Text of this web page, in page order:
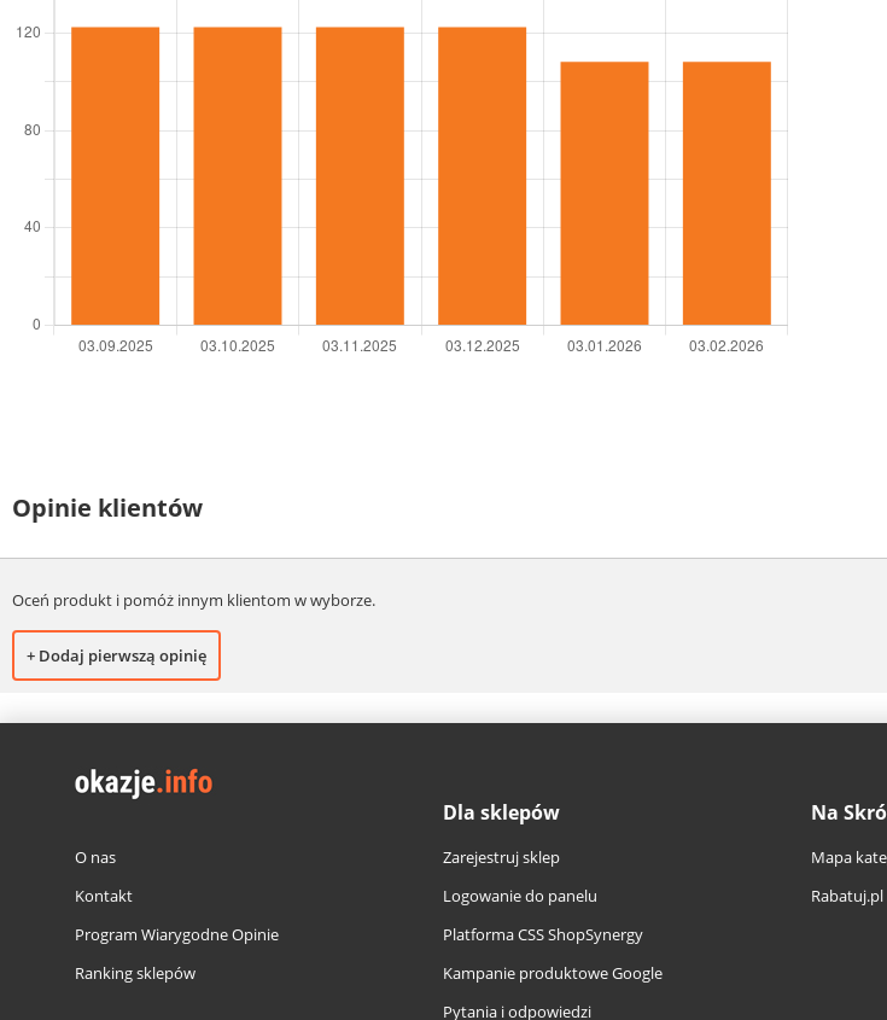
Opinie klientów
Oceń produkt i pomóż innym klientom w wyborze.
+ Dodaj pierwszą opinię
O nas
Kontakt
Program Wiarygodne Opinie
Ranking sklepów
Dla sklepów
Zarejestruj sklep
Logowanie do panelu
Platforma CSS ShopSynergy
Kampanie produktowe Google
Pytania i odpowiedzi
Na
Mapa
Rabatuj.pl